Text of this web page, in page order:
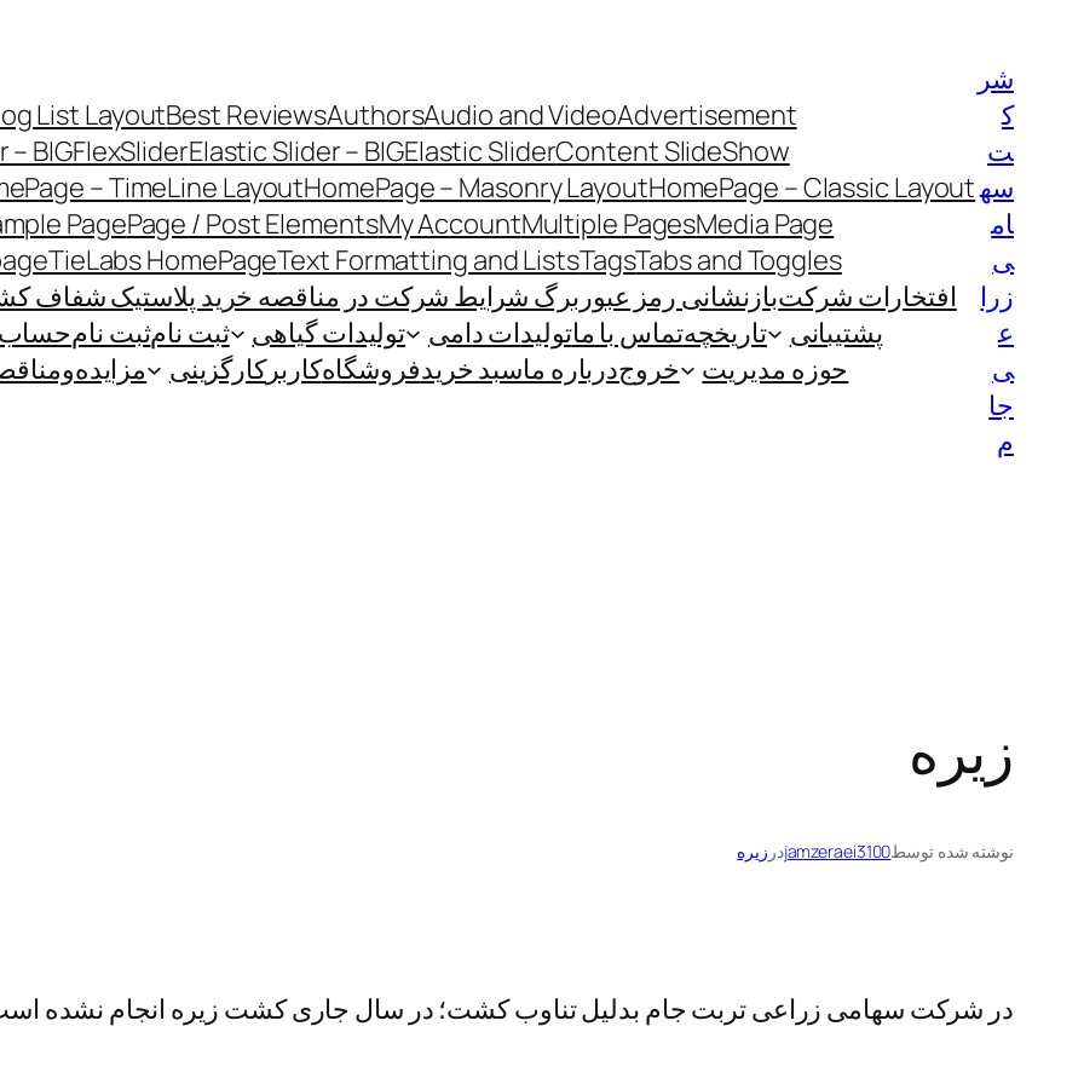
شر
ک
ت
سه
ام
ی
زرا
ع
ی
جا
م
Advertisement
Audio and Video
Authors
Best Reviews
List Layout
Content SlideShow
Elastic Slider
Elastic Slider – BIG
FlexSlider
– BIG
HomePage – Classic Layout
HomePage – Masonry Layout
– TimeLine Layout
Media Page
Multiple Pages
My Account
Page / Post Elements
Page
Tabs and Toggles
Tags
Text Formatting and Lists
TieLabs HomePage
افتخارات شرکتبازنشانی رمز عبور برگ شرایط شرکت در مناقصه خرید پلاستیک شفاف
پشتیبانی
تاریخچهتماس با ماتولیدات دامی تولیدات گیاهی ثبت نامثبت نامحساب
حوزه مدیریت
خروجدرباره ماسبد خریدفروشگاهکاربرکارگزینی
زیره
نوشته شده توسطjamzeraei3100در زیره
در شرکت سهامی زراعی تربت جام بدلیل تناوب کشت؛ در سال جاری کشت زیره انجام نشده